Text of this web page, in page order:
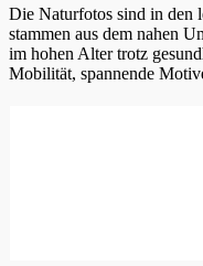
Die Naturfotos sind in den
stammen aus dem nahen
im hohen Alter trotz
Mobilität, spannende